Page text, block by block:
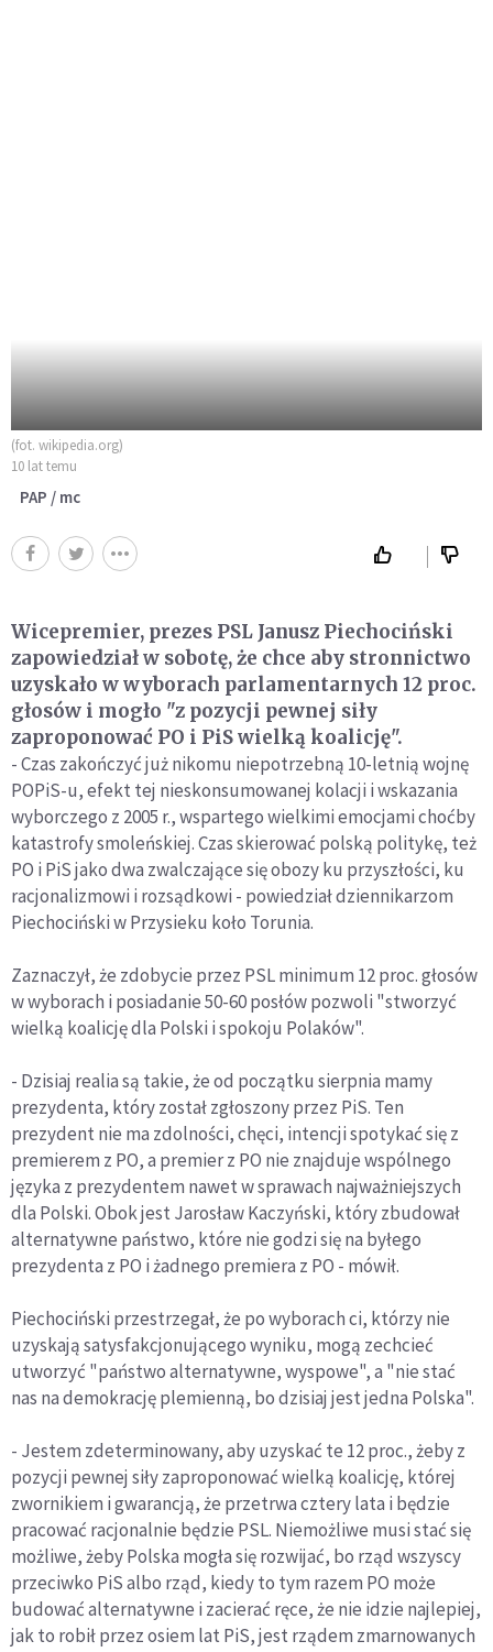
(fot. wikipedia.org)
10 lat temu
PAP / mc
Wicepremier, prezes PSL Janusz Piechociński
zapowiedział w sobotę, że chce aby stronnictwo
uzyskało w wyborach parlamentarnych 12 proc.
głosów i mogło "z pozycji pewnej siły
zaproponować PO i PiS wielką koalicję".
- Czas zakończyć już nikomu niepotrzebną 10-letnią wojnę
POPiS-u, efekt tej nieskonsumowanej kolacji i wskazania
wyborczego z 2005 r., wspartego wielkimi emocjami choćby
katastrofy smoleńskiej. Czas skierować polską politykę, też
PO i PiS jako dwa zwalczające się obozy ku przyszłości, ku
racjonalizmowi i rozsądkowi - powiedział dziennikarzom
Piechociński w Przysieku koło Torunia.
Zaznaczył, że zdobycie przez PSL minimum 12 proc. głosów
w wyborach i posiadanie 50-60 posłów pozwoli "stworzyć
wielką koalicję dla Polski i spokoju Polaków".
- Dzisiaj realia są takie, że od początku sierpnia mamy
prezydenta, który został zgłoszony przez PiS. Ten
prezydent nie ma zdolności, chęci, intencji spotykać się z
premierem z PO, a premier z PO nie znajduje wspólnego
języka z prezydentem nawet w sprawach najważniejszych
dla Polski. Obok jest Jarosław Kaczyński, który zbudował
alternatywne państwo, które nie godzi się na byłego
prezydenta z PO i żadnego premiera z PO - mówił.
Piechociński przestrzegał, że po wyborach ci, którzy nie
uzyskają satysfakcjonującego wyniku, mogą zechcieć
utworzyć "państwo alternatywne, wyspowe", a "nie stać
nas na demokrację plemienną, bo dzisiaj jest jedna Polska".
- Jestem zdeterminowany, aby uzyskać te 12 proc., żeby z
pozycji pewnej siły zaproponować wielką koalicję, której
zwornikiem i gwarancją, że przetrwa cztery lata i będzie
pracować racjonalnie będzie PSL. Niemożliwe musi stać się
możliwe, żeby Polska mogła się rozwijać, bo rząd wszyscy
przeciwko PiS albo rząd, kiedy to tym razem PO może
budować alternatywne i zacierać ręce, że nie idzie najlepiej,
jak to robił przez osiem lat PiS, jest rządem zmarnowanych